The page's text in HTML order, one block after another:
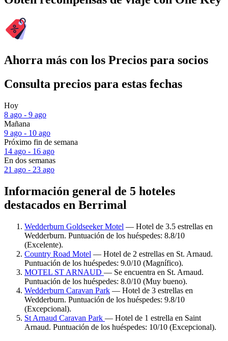
Ahorra más con los Precios para socios
Consulta precios para estas fechas
Hoy
8 ago - 9 ago
Mañana
9 ago - 10 ago
Próximo fin de semana
14 ago - 16 ago
En dos semanas
21 ago - 23 ago
Información general de 5 hoteles
destacados en Berrimal
Wedderburn Goldseeker Motel — Hotel de 3.5 estrellas en
Wedderburn. Puntuación de los huéspedes: 8.8/10
(Excelente).
Country Road Motel — Hotel de 2 estrellas en St. Arnaud.
Puntuación de los huéspedes: 9.0/10 (Magnífico).
MOTEL ST ARNAUD — Se encuentra en St. Arnaud.
Puntuación de los huéspedes: 8.0/10 (Muy bueno).
Wedderburn Caravan Park — Hotel de 3 estrellas en
Wedderburn. Puntuación de los huéspedes: 9.8/10
(Excepcional).
St Arnaud Caravan Park — Hotel de 1 estrella en Saint
Arnaud. Puntuación de los huéspedes: 10/10 (Excepcional).